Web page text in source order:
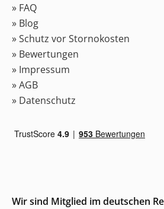
» FAQ
» Blog
» Schutz vor Stornokosten
» Bewertungen
» Impressum
» AGB
» Datenschutz
Wir sind Mitglied im deutschen